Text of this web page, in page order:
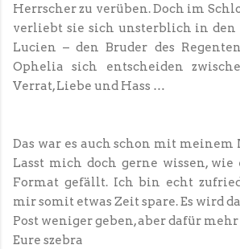
Herrscher zu verüben. Doch im
verliebt sie sich unsterblich in
Lucien – den Bruder des
Ophelia sich entscheiden
Verrat, Liebe und Hass …
Das war es auch schon mit
Lasst mich doch gerne wissen, wie
Format gefällt. Ich bin echt
mir somit etwas Zeit spare. Es wird
Post weniger geben, aber dafür
Eure szebra